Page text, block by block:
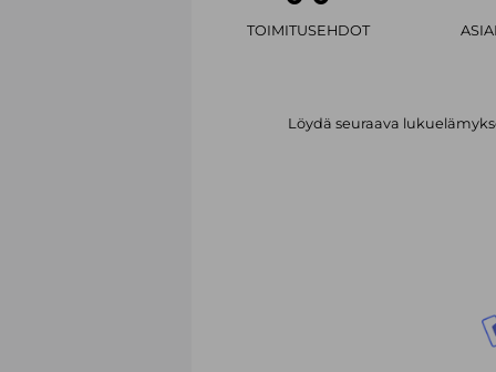
TOIMITUSEHDOT
Löydä seuraava